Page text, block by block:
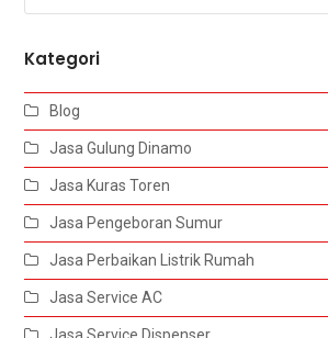
Kategori
Blog
Jasa Gulung Dinamo
Jasa Kuras Toren
Jasa Pengeboran Sumur
Jasa Perbaikan Listrik Rumah
Jasa Service AC